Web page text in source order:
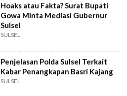
Hoaks atau Fakta? Surat Bupati
Gowa Minta Mediasi Gubernur
Sulsel
SULSEL
Penjelasan Polda Sulsel Terkait
Kabar Penangkapan Basri Kajang
SULSEL